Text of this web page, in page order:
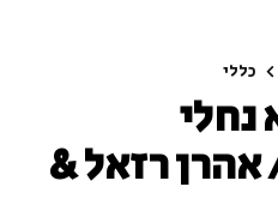
כללי
נחלי
רזאל &